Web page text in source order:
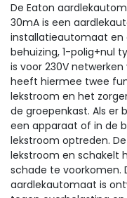
De Eaton
30mA is een
installatieautomaat en
behuizing, 1-polig+nul
is voor 230V
heeft hiermee twee
lekstroom en het
de groepenkast. Als er
een apparaat of in de
lekstroom optreden.
lekstroom en schakelt
schade te voorkomen.
aardlekautomaat is